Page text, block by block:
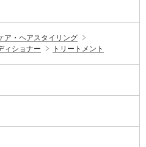
ア・ヘアスタイリング
ィショナー
トリートメント